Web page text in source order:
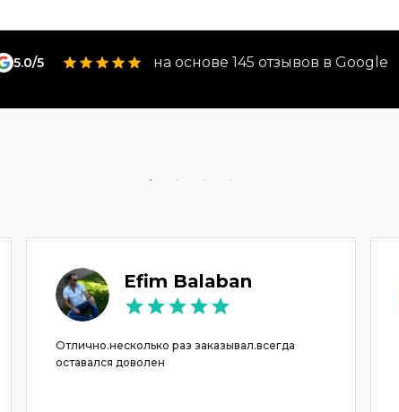
5.0/5 на основе 145 отзывов в Google
Efim Balaban
Отлично.несколько раз заказывал.всегда
оставался доволен